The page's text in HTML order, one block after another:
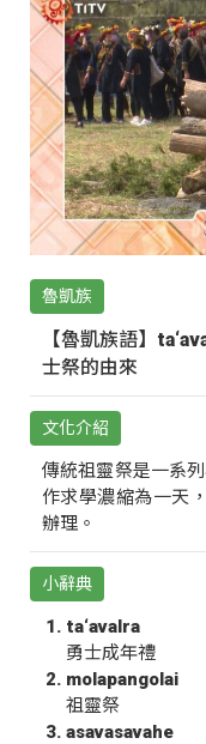
魯凱族
【魯凱族語】
士祭的由來
文化介紹
傳統祖靈祭是一系
作求學濃縮為一天
辦理。
小辭典
ta‘avalra
勇士成年禮
molapangolai
祖靈祭
asavasavahe